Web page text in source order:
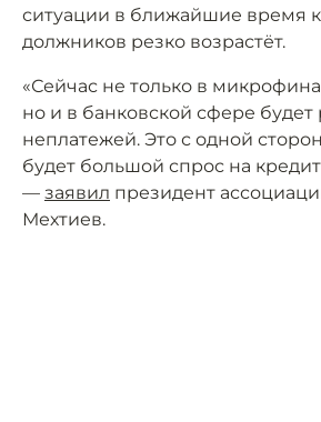
ситуации в ближайшие время
должников резко возрастёт.
«Сейчас не только в
но и в банковской сфере будет
неплатежей. Это с одной
будет большой спрос на
— заявил президент
Мехтиев.